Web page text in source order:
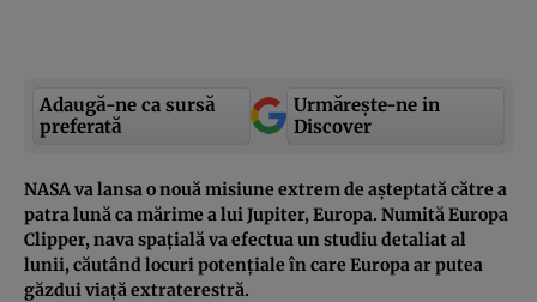
Adaugă-ne ca sursă
preferată
Urmărește-ne in
Discover
NASA va lansa o nouă misiune extrem de așteptată către a
patra lună ca mărime a lui Jupiter, Europa. Numită Europa
Clipper, nava spațială va efectua un studiu detaliat al
lunii, căutând locuri potențiale în care Europa ar putea
găzdui viață extraterestră.